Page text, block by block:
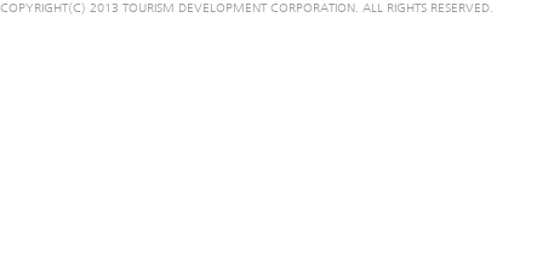
COPYRIGHT(C) 2013 TOURISM DEVELOPMENT CORPORATION. ALL RIGHTS RESERVED.